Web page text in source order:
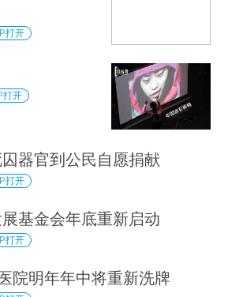
打开
打开
器官到公民自愿捐献
打开
基金会年底重新启动
打开
院明年年中将重新洗牌